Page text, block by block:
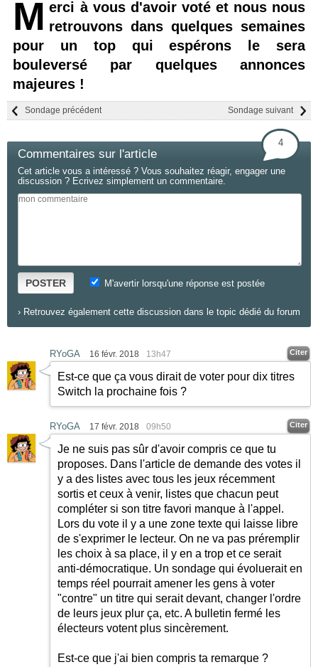
M erci à vous d'avoir voté et nous nous
retrouvons dans quelques semaines
pour un top qui espérons le sera
bouleversé par quelques annonces
majeures !
Sondage suivant
Sondage précédent
Commentaires sur l'article
4
Cet article vous a intéressé ? Vous souhaitez réagir, engager une
discussion ? Ecrivez simplement un commentaire.
POSTER M'avertir lorsqu'une réponse est postée
› Retrouvez également cette discussion dans le topic dédié du forum
RYoGA 16 févr. 2018 13h47 Citer
Est-ce que ça vous dirait de voter pour dix titres
Switch la prochaine fois ?
RYoGA 17 févr. 2018 09h50 Citer
Je ne suis pas sûr d'avoir compris ce que tu
proposes. Dans l'article de demande des votes il
y a des listes avec tous les jeux récemment
sortis et ceux à venir, listes que chacun peut
compléter si son titre favori manque à l'appel.
Lors du vote il y a une zone texte qui laisse libre
de s'exprimer le lecteur. On ne va pas préremplir
les choix à sa place, il y en a trop et ce serait
anti-démocratique. Un sondage qui évoluerait en
temps réel pourrait amener les gens à voter
"contre" un titre qui serait devant, changer l'ordre
de leurs jeux plur ça, etc. A bulletin fermé les
électeurs votent plus sincèrement.
Est-ce que j'ai bien compris ta remarque ?